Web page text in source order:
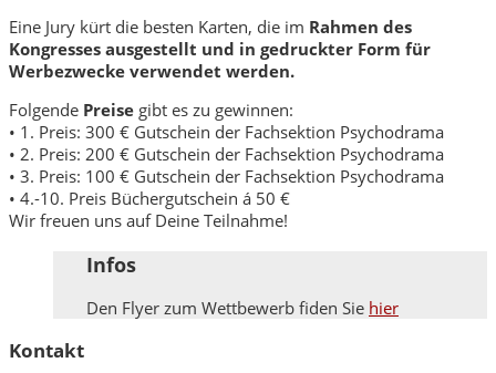
Eine Jury kürt die besten Karten, die im Rahmen des
Kongresses ausgestellt und in gedruckter Form für
Werbezwecke verwendet werden.
Folgende Preise gibt es zu gewinnen:
• 1. Preis: 300 € Gutschein der Fachsektion Psychodrama
• 2. Preis: 200 € Gutschein der Fachsektion Psychodrama
• 3. Preis: 100 € Gutschein der Fachsektion Psychodrama
• 4.-10. Preis Büchergutschein á 50 €
Wir freuen uns auf Deine Teilnahme!
Infos
Den Flyer zum Wettbewerb fiden Sie hier
Kontakt